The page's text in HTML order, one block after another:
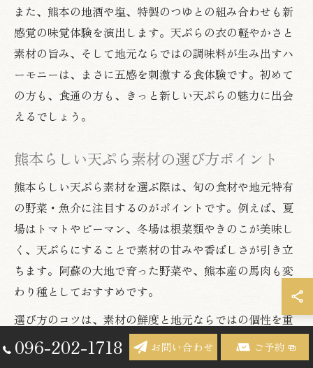
また、熊本の地酒や塩、特製のつゆとの組み合わせも新
感覚の味覚体験を演出します。天ぷらの衣の軽やかさと
素材の旨み、そして地元ならではの調味料が生み出すハ
ーモニーは、まさに五感を刺激する食体験です。初めて
の方も、食通の方も、きっと新しい天ぷらの魅力に出会
えるでしょう。
熊本らしい天ぷら素材の選び方ポイント
熊本らしい天ぷら素材を選ぶ際は、旬の食材や地元特有
の野菜・魚介に注目するのがポイントです。例えば、夏
場はトマトやピーマン、冬場は根菜類やきのこが美味し
く、天ぷらにすることで素材の甘みや香ばしさが引き立
ちます。阿蘇の大地で育った野菜や、熊本産の馬肉も変
わり種としておすすめです。
選び方のコツは、素材の鮮度と地元ならではの個性を重
視することです。また、店主におすすめを聞くことで、
その時期一番美味しい食材を天ぷらで楽しめます。熊本
096-202-1718 お問い合わせ ご予約